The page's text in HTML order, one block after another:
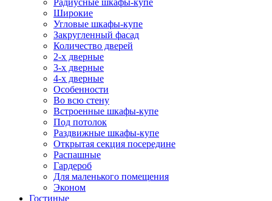
Радиусные шкафы-купе
Широкие
Угловые шкафы-купе
Закругленный фасад
Количество дверей
2-х дверные
3-х дверные
4-х дверные
Особенности
Во всю стену
Встроенные шкафы-купе
Под потолок
Раздвижные шкафы-купе
Открытая секция посередине
Распашные
Гардероб
Для маленького помещения
Эконом
Гостиные